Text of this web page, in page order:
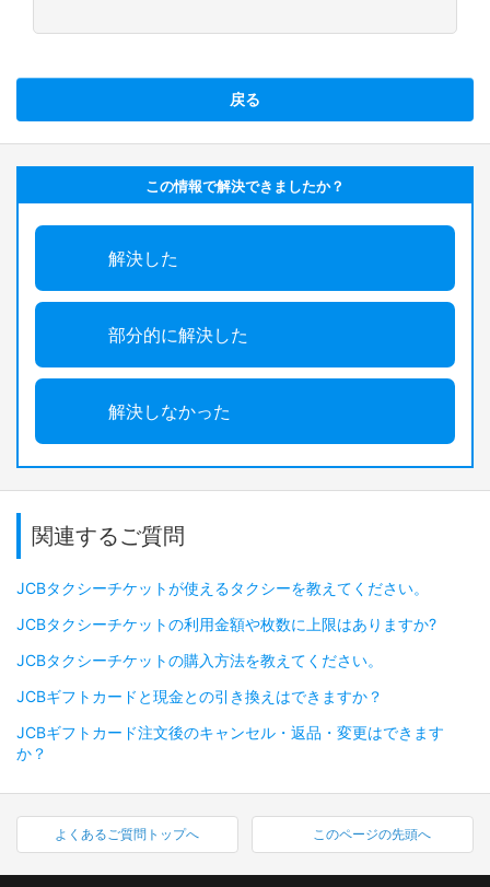
戻る
この情報で解決できましたか？
解決した
部分的に解決した
解決しなかった
関連するご質問
JCBタクシーチケットが使えるタクシーを教えてください。
JCBタクシーチケットの利用金額や枚数に上限はありますか?
JCBタクシーチケットの購入方法を教えてください。
JCBギフトカードと現金との引き換えはできますか？
JCBギフトカード注文後のキャンセル・返品・変更はできます
か？
よくあるご質問トップへ このページの先頭へ